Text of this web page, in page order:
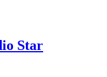
Star